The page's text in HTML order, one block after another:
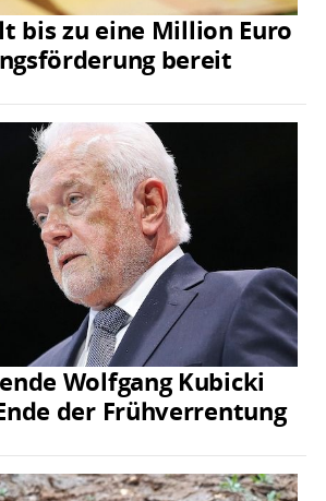
bis zu eine Million Euro
bereit
Wolfgang Kubicki
der Frühverrentung